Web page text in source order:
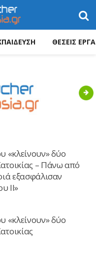
ΘΕΣΕΙΣ
«κλείνουν» δύο
– Πάνω από
εξασφάλισαν
ΙΙ»
«κλείνουν» δύο